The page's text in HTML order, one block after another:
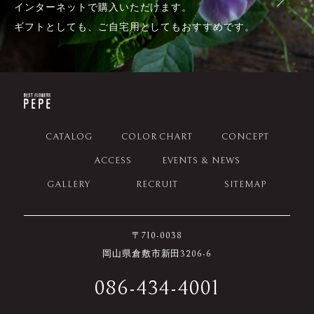
インターネットで購入いただけます。
ギフトとしても、ご自宅用としてもおすすめです。
CATALOG COLOR CHART CONCEPT
ACCESS EVENTS & NEWS
GALLERY RECRUIT SITEMAP
〒710-0038
岡山県倉敷市新田3206-6
086-434-4001